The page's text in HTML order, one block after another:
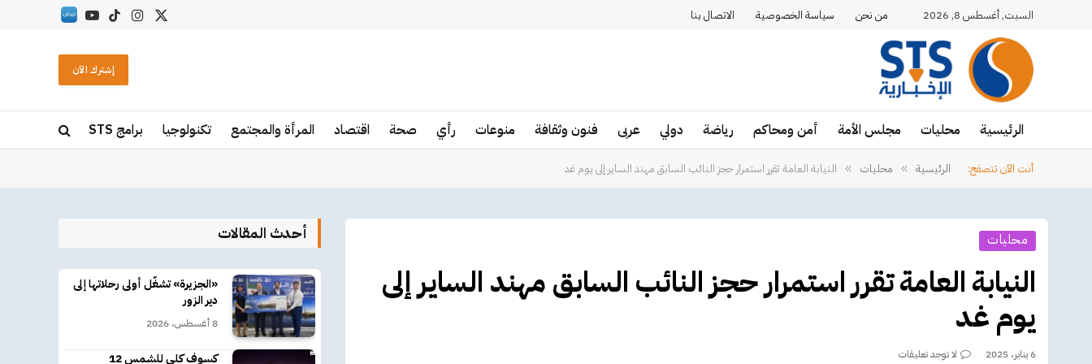
السبت, أغسطس 8, 2026 من نحن سياسة الخصوصية الاتصال بنا
X
الانستغرام
تيكتوكيوتيوب
RSS
إشترك الآن
الرئيسية محليات مجلس الأمة أمن ومحاكم رياضة دولي عربى فنون وثقافة منوعات رأي صحة اقتصاد المرأة والمجتمع تكنولوجيا برامج STS
أنت الآن تتصفح: الرئيسية » محليات » النيابة العامة تقرر استمرار حجز النائب السابق مهند الساير إلى يوم غد
محليات
النيابة العامة تقرر استمرار حجز النائب السابق مهند الساير إلى
يوم غد
6 يناير، 2025 لا توجد تعليقات
أحدث المقالات
«الجزيرة» تشغّل أولى رحلاتها إلى
دير الزور
8 أغسطس، 2026
كسوف كلي للشمس 12